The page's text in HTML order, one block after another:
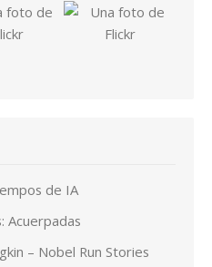
de IA
Acuerpadas
– Nobel Run Stories